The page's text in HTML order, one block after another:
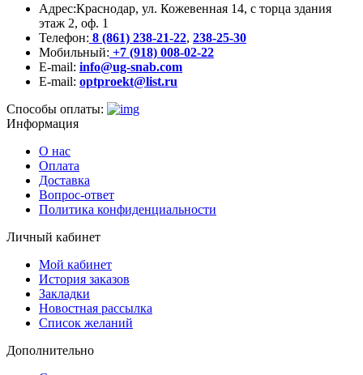
Адрес:Краснодар, ул. Кожевенная 14, с торца здания
этаж 2, оф. 1
Телефон: 8 (861) 238-21-22, 238-25-30
Мобильный: +7 (918) 008-02-22
E-mail: info@ug-snab.com
E-mail: optproekt@list.ru
Способы оплаты:
Информация
О нас
Оплата
Доставка
Вопрос-ответ
Политика конфиденциальности
Личный кабинет
Мой кабинет
История заказов
Закладки
Новостная рассылка
Список желаний
Дополнительно